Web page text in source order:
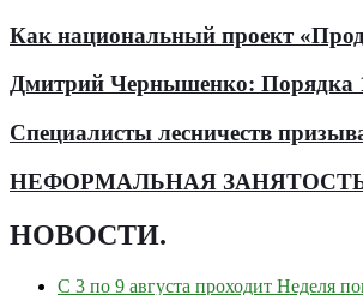
Как национальный проект
Дмитрий Чернышенко: Порядка
Специалисты лесничеств
НЕФОРМАЛЬНАЯ
НОВОСТИ.
С 3 по 9 августа проходит Неделя